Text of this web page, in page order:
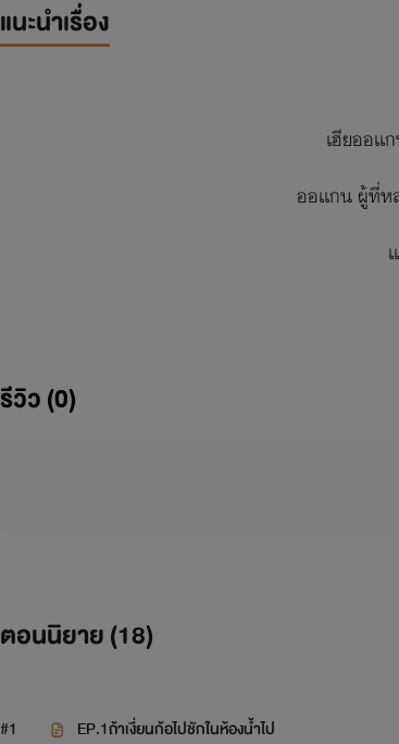
แนะนำเรื่อง
เฮียออเ
ออเเกน ผู้ที่ห
รีวิว (0)
ตอนนิยาย (18)
#1 EP.1ถ้าเงี่ยนก้อไปชักในห้องน้ำไป